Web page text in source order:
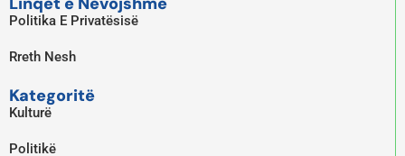
Politika E Privatësisë
Rreth Nesh
Kategoritë
Kulturë
Politikë